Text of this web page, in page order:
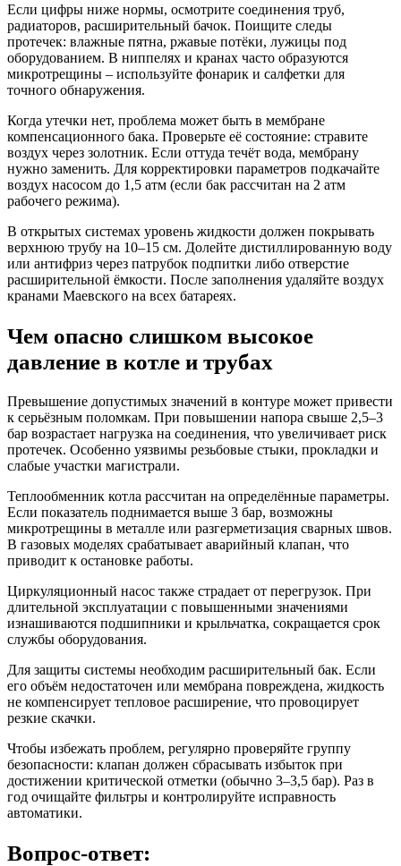
Если цифры ниже нормы, осмотрите соединения труб,
радиаторов, расширительный бачок. Поищите следы
протечек: влажные пятна, ржавые потёки, лужицы под
оборудованием. В ниппелях и кранах часто образуются
микротрещины – используйте фонарик и салфетки для
точного обнаружения.
Когда утечки нет, проблема может быть в мембране
компенсационного бака. Проверьте её состояние: стравите
воздух через золотник. Если оттуда течёт вода, мембрану
нужно заменить. Для корректировки параметров подкачайте
воздух насосом до 1,5 атм (если бак рассчитан на 2 атм
рабочего режима).
В открытых системах уровень жидкости должен покрывать
верхнюю трубу на 10–15 см. Долейте дистиллированную воду
или антифриз через патрубок подпитки либо отверстие
расширительной ёмкости. После заполнения удаляйте воздух
кранами Маевского на всех батареях.
Чем опасно слишком высокое
давление в котле и трубах
Превышение допустимых значений в контуре может привести
к серьёзным поломкам. При повышении напора свыше 2,5–3
бар возрастает нагрузка на соединения, что увеличивает риск
протечек. Особенно уязвимы резьбовые стыки, прокладки и
слабые участки магистрали.
Теплообменник котла рассчитан на определённые параметры.
Если показатель поднимается выше 3 бар, возможны
микротрещины в металле или разгерметизация сварных швов.
В газовых моделях срабатывает аварийный клапан, что
приводит к остановке работы.
Циркуляционный насос также страдает от перегрузок. При
длительной эксплуатации с повышенными значениями
изнашиваются подшипники и крыльчатка, сокращается срок
службы оборудования.
Для защиты системы необходим расширительный бак. Если
его объём недостаточен или мембрана повреждена, жидкость
не компенсирует тепловое расширение, что провоцирует
резкие скачки.
Чтобы избежать проблем, регулярно проверяйте группу
безопасности: клапан должен сбрасывать избыток при
достижении критической отметки (обычно 3–3,5 бар). Раз в
год очищайте фильтры и контролируйте исправность
автоматики.
Вопрос-ответ: